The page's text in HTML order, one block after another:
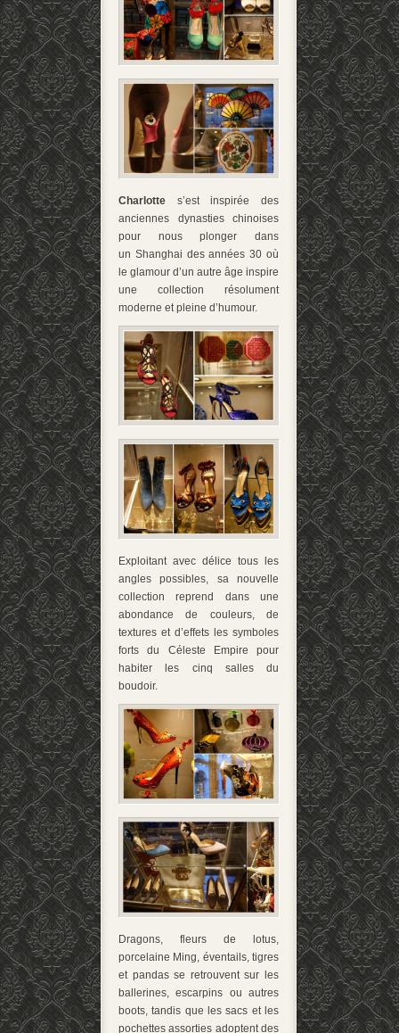
Charlotte s’est inspirée des
anciennes dynasties chinoises
pour nous plonger dans
un Shanghai des années 30 où
le glamour d’un autre âge inspire
une collection résolument
moderne et pleine d’humour.
Exploitant avec délice tous les
angles possibles, sa nouvelle
collection
reprend dans une
abondance de couleurs, de
textures et d’effets les symboles
forts du Céleste Empire pour
habiter les cinq salles du
boudoir.
Dragons, fleurs de lotus,
porcelaine Ming, éventails, tigres
et pandas se retrouvent sur les
ballerines, escarpins ou autres
boots, tandis que les sacs et les
pochettes assorties adoptent des